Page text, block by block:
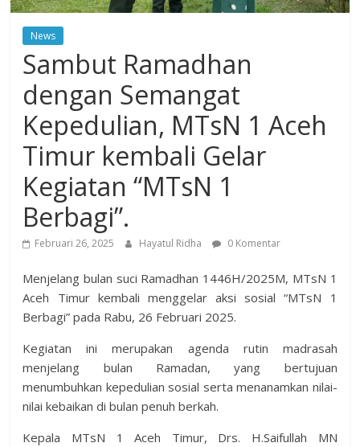
News
Sambut Ramadhan
dengan Semangat
Kepedulian, MTsN 1 Aceh
Timur kembali Gelar
Kegiatan “MTsN 1
Berbagi”.
Februari 26, 2025 Hayatul Ridha 0 Komentar
Menjelang bulan suci Ramadhan 1446H/2025M, MTsN 1
Aceh Timur kembali menggelar aksi sosial “MTsN 1
Berbagi” pada Rabu, 26 Februari 2025.
Kegiatan ini merupakan agenda rutin madrasah
menjelang bulan Ramadan, yang bertujuan
menumbuhkan kepedulian sosial serta menanamkan nilai-
nilai kebaikan di bulan penuh berkah.
Kepala MTsN 1 Aceh Timur, Drs. H.Saifullah MN